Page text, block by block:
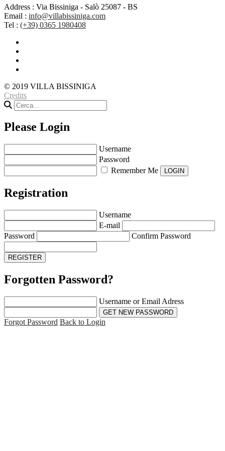
Address : Via Bissiniga - Salò 25087 - BS
Email : info@villabissiniga.com
Tel : (+39) 0365 1980408
© 2019 VILLA BISSINIGA
Credits
Please Login
Username
Password
Remember Me
Registration
Username
E-mail
Password
Confirm Password
Forgotten Password?
Username or Email Adress
Forgot Password Back to Login